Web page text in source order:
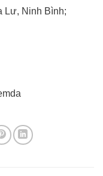
Lư, Ninh Bình;